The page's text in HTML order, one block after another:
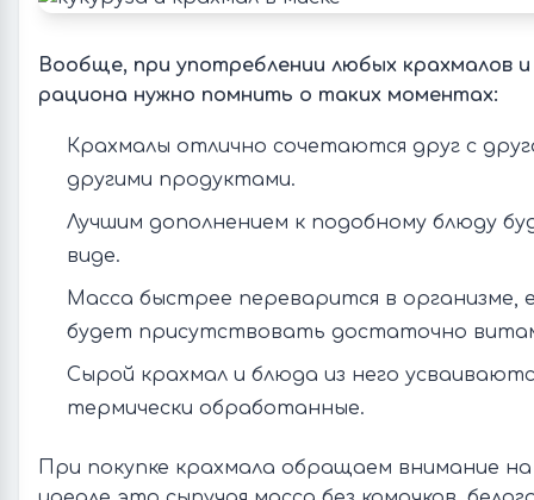
Вообще, при употреблении любых крахмалов и
рациона нужно помнить о таких моментах:
Крахмалы отлично сочетаются друг с
другими продуктами.
Лучшим дополнением к подобному блюду
виде.
Масса быстрее переварится в организме,
будет присутствовать достаточно
Сырой крахмал и блюда из него
термически обработанные.
При покупке крахмала обращаем внимание